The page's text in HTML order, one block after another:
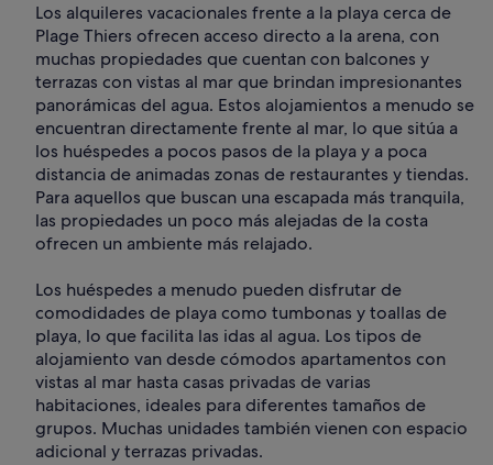
Los alquileres vacacionales frente a la playa cerca de
Plage Thiers ofrecen acceso directo a la arena, con
muchas propiedades que cuentan con balcones y
terrazas con vistas al mar que brindan impresionantes
panorámicas del agua. Estos alojamientos a menudo se
encuentran directamente frente al mar, lo que sitúa a
los huéspedes a pocos pasos de la playa y a poca
distancia de animadas zonas de restaurantes y tiendas.
Para aquellos que buscan una escapada más tranquila,
las propiedades un poco más alejadas de la costa
ofrecen un ambiente más relajado.
Los huéspedes a menudo pueden disfrutar de
comodidades de playa como tumbonas y toallas de
playa, lo que facilita las idas al agua. Los tipos de
alojamiento van desde cómodos apartamentos con
vistas al mar hasta casas privadas de varias
habitaciones, ideales para diferentes tamaños de
grupos. Muchas unidades también vienen con espacio
adicional y terrazas privadas.